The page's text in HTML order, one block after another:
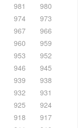
981
980
974
973
967
966
960
959
953
952
946
945
939
938
932
931
925
924
918
917